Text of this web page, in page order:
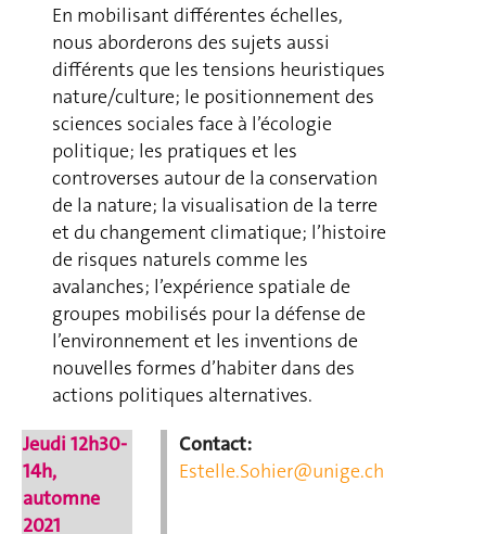
En mobilisant différentes échelles,
nous aborderons des sujets aussi
différents que les tensions heuristiques
nature/culture; le positionnement des
sciences sociales face à l’écologie
politique; les pratiques et les
controverses autour de la conservation
de la nature; la visualisation de la terre
et du changement climatique; l’histoire
de risques naturels comme les
avalanches; l’expérience spatiale de
groupes mobilisés pour la défense de
l’environnement et les inventions de
nouvelles formes d’habiter dans des
actions politiques alternatives.
Jeudi 12h30-
14h,
automne
2021
Contact:
Estelle.Sohier@unige.ch